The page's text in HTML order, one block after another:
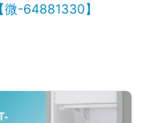
-64881330】